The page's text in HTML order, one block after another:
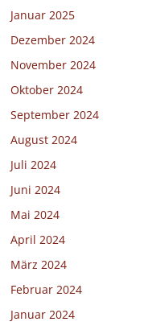
Januar 2025
Dezember 2024
November 2024
Oktober 2024
September 2024
August 2024
Juli 2024
Juni 2024
Mai 2024
April 2024
März 2024
Februar 2024
Januar 2024